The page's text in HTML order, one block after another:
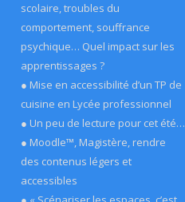
scolaire, troubles du
comportement, souffrance
psychique… Quel impact sur les
apprentissages ?
● Mise en accessibilité d’un TP de
cuisine en Lycée professionnel
● Un peu de lecture pour cet été…
● Moodle™, Magistère, rendre
des contenus légers et
accessibles